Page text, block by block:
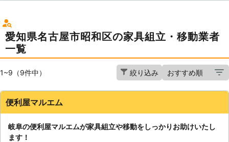
愛知県名古屋市昭和区の家具組立・移動業者
一覧
1~9（9件中） 絞り込み
便利屋マルエム
岐阜の便利屋マルエムが家具組立や移動をしっかりお助けいたし
ます！